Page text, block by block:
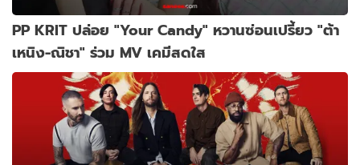
PP KRIT ปล่อย "Your Candy" หวานซ่อนเปรี้ยว "ต้า
เหนิง-ณิชา" ร่วม MV เคมีสดใส